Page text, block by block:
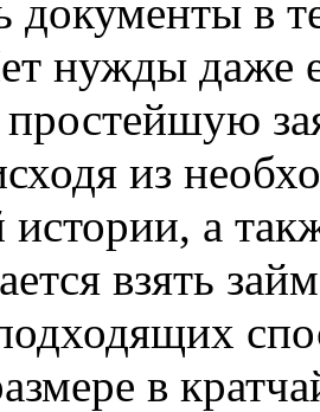
документы в
нужды даже
простейшую
из
истории, а
взять
в